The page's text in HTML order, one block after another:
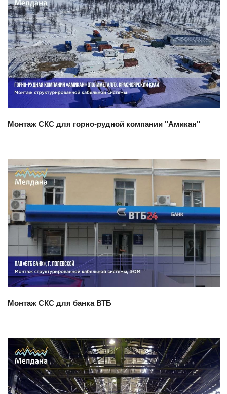
Смотреть проект
Монтаж СКС для горно-рудной компании "Амикан"
Смотреть проект
Монтаж СКС для банка ВТБ